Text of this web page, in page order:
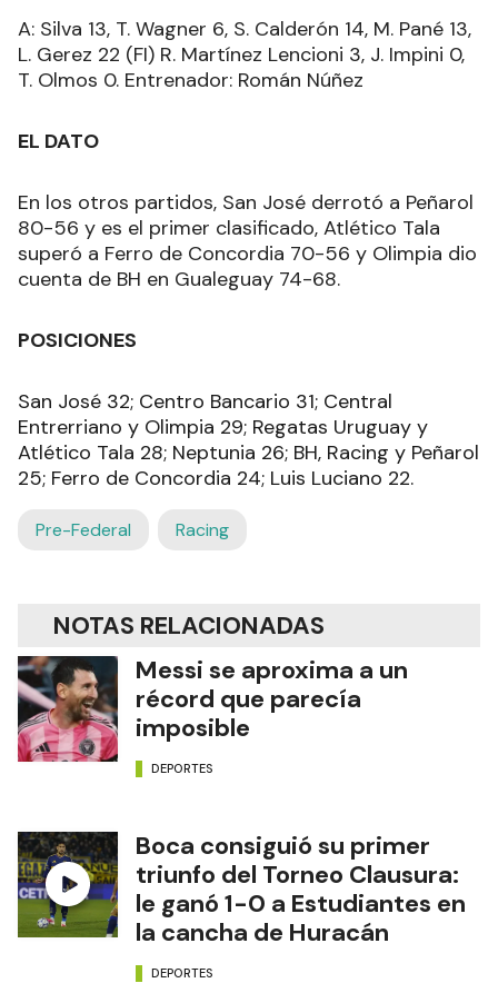
A: Silva 13, T. Wagner 6, S. Calderón 14, M. Pané 13,
L. Gerez 22 (FI) R. Martínez Lencioni 3, J. Impini 0,
T. Olmos 0. Entrenador: Román Núñez
EL DATO
En los otros partidos, San José derrotó a Peñarol
80-56 y es el primer clasificado, Atlético Tala
superó a Ferro de Concordia 70-56 y Olimpia dio
cuenta de BH en Gualeguay 74-68.
POSICIONES
San José 32; Centro Bancario 31; Central
Entrerriano y Olimpia 29; Regatas Uruguay y
Atlético Tala 28; Neptunia 26; BH, Racing y Peñarol
25; Ferro de Concordia 24; Luis Luciano 22.
Pre-Federal Racing
NOTAS RELACIONADAS
Messi se aproxima a un
récord que parecía
imposible
DEPORTES
Boca consiguió su primer
triunfo del Torneo Clausura:
le ganó 1-0 a Estudiantes en
la cancha de Huracán
DEPORTES